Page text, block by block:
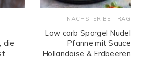
die
NÄCHSTER BEITRAG
Low carb Spargel Nudel
Pfanne mit Sauce
Hollandaise & Erdbeeren